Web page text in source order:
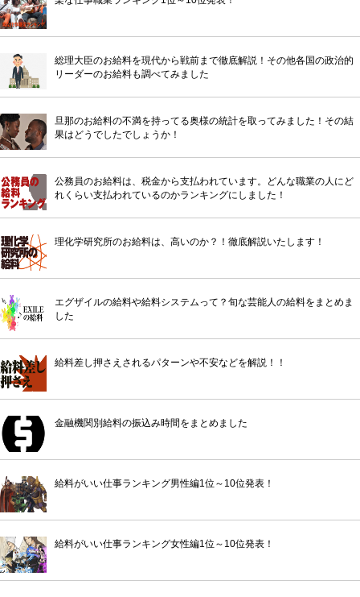
総理大臣のお給料を現代から戦前まで徹底解説！その他各国の政治的
リーダーのお給料も調べてみました
旦那のお給料の不満を持ってる奥様の統計を取ってみました！その結
果はどうでしたでしょうか！
公務員のお給料は、税金から支払われています。どんな職業の人にど
れくらい支払われているのかランキングにしました！
理化学研究所のお給料は、高いのか？！徹底解説いたします！
エグザイルの給料や給料システムって？旬な芸能人の給料をまとめま
した
給料差し押さえされるパターンや不安などを解説！！
金融機関別給料の振込み時間をまとめました
給料がいい仕事ランキング男性編1位～10位発表！
給料がいい仕事ランキング女性編1位～10位発表！